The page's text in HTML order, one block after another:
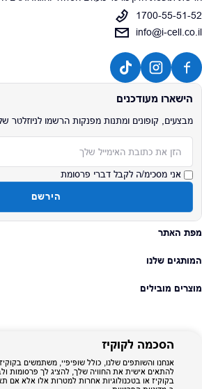
1700-55-51-52
info@i-cell.co.il
הישארו מעודכנים
מבצעים, קופונים ומתנות מפנקות הרשמו לניוזלטר
אני מסכימ/ה לקבל דברי פרסומת
הירשם
מפת האתר
המותגים שלנו
מוצרים מובילים
הסכמה לקוקיז
אנחנו והשותפים שלנו, כולל שופיפיי, משתמשים
להתאים אישית את החוויה שלך, להציג לך פרסומות
בקוקיז או בטכנולוגיות אחרות למטרות אלו אלא אם